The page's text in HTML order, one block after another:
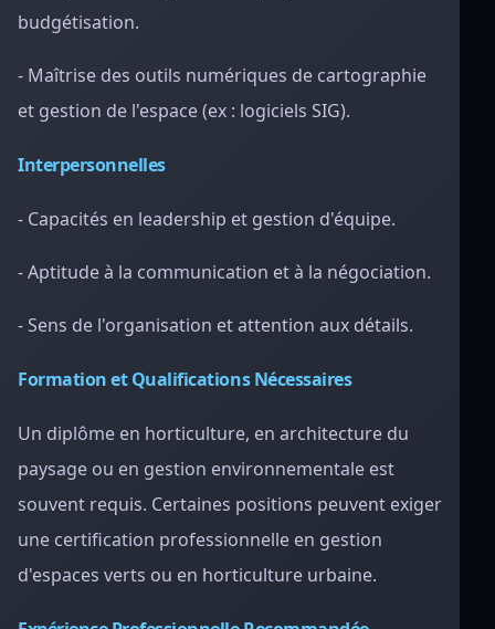
budgétisation.
- Maîtrise des outils numériques de cartographie
et gestion de l'espace (ex : logiciels SIG).
Interpersonnelles
- Capacités en leadership et gestion d'équipe.
- Aptitude à la communication et à la négociation.
- Sens de l'organisation et attention aux détails.
Formation et Qualifications Nécessaires
Un diplôme en horticulture, en architecture du
paysage ou en gestion environnementale est
souvent requis. Certaines positions peuvent exiger
une certification professionnelle en gestion
d'espaces verts ou en horticulture urbaine.